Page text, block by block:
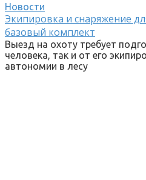
Новости
Экипировка и снаряжение
базовый комплект
Выезд на охоту требует
человека, так и от его
автономии в лесу